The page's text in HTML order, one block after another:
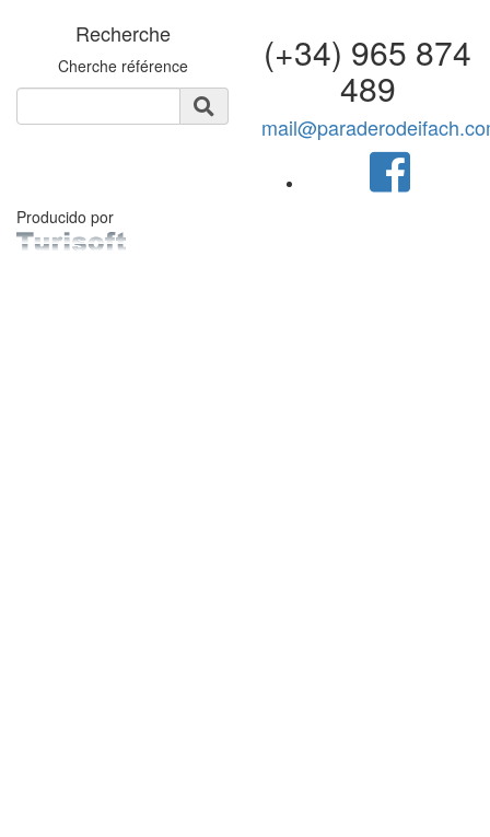
Recherche
Cherche référence (+34) 965 874
489
Producido por